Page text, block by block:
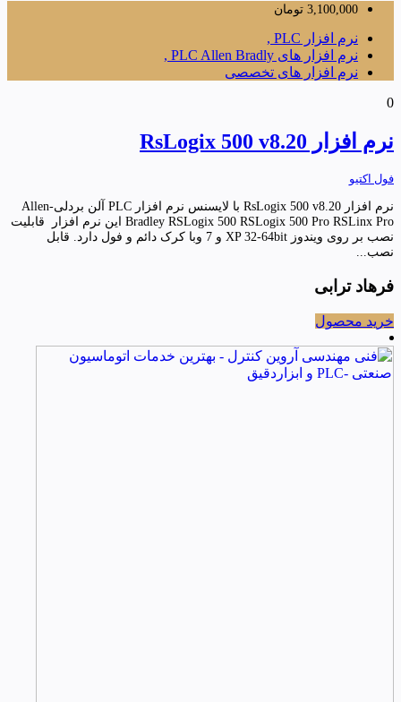
3,100,000 تومان
نرم افزار PLC ,
نرم افزار های PLC Allen Bradly ,
نرم افزار های تخصصی
0
نرم افزار RsLogix 500 v8.20
فول اکتیو
نرم افزار RsLogix 500 v8.20 با لایسنس نرم افزار PLC آلن بردلی-Allen
Bradley RSLogix 500 RSLogix 500 Pro RSLinx Pro این نرم افزار قابلیت
نصب بر روی ویندوز XP 32-64bit و 7 وبا کرک دائم و فول دارد. قابل
نصب...
فرهاد ترابی
خرید محصول